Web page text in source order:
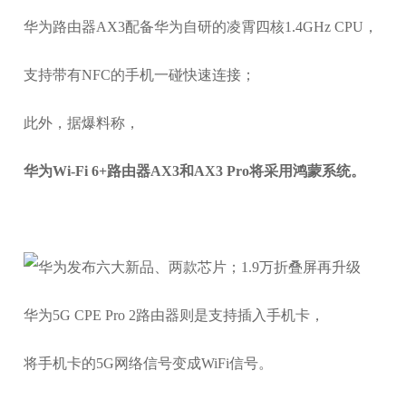
华为路由器AX3配备华为自研的凌霄四核1.4GHz CPU，
支持带有NFC的手机一碰快速连接；
此外，据爆料称，
华为Wi-Fi 6+路由器AX3和AX3 Pro将采用鸿蒙系统。
华为5G CPE Pro 2路由器则是支持插入手机卡，
将手机卡的5G网络信号变成WiFi信号。